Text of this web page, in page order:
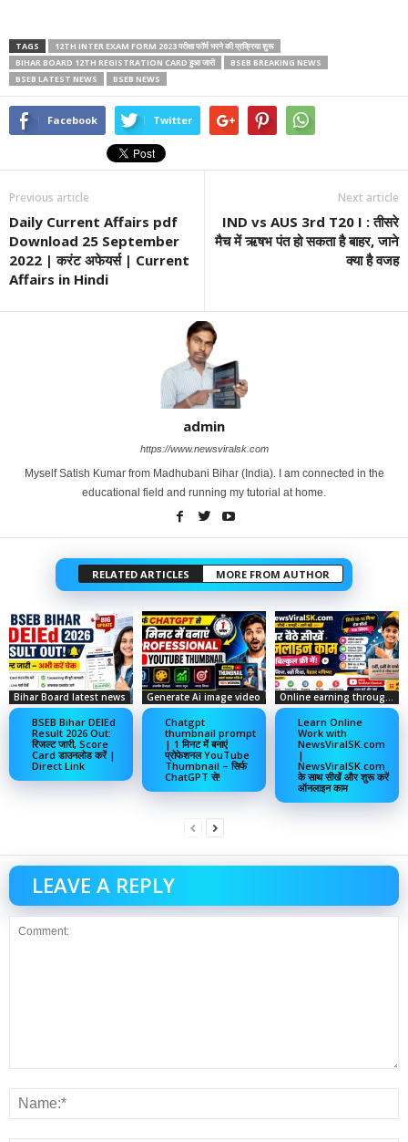
TAGS
12TH INTER EXAM FORM 2023 परीक्षा फॉर्म भरने की प्रक्रिया शुरू
BIHAR BOARD 12TH REGISTRATION CARD हुआ जारी
BSEB BREAKING NEWS
BSEB LATEST NEWS
BSEB NEWS
Facebook Twitter
Previous article
Daily Current Affairs pdf
Download 25 September
2022 | करंट अफेयर्स | Current
Affairs in Hindi
Next article
IND vs AUS 3rd T20 I : तीसरे
मैच में ऋषभ पंत हो सकता है बाहर, जाने
क्या है वजह
admin
https://www.newsviralsk.com
Myself Satish Kumar from Madhubani Bihar (India). I am connected in the
educational field and running my tutorial at home.
RELATED ARTICLES MORE FROM AUTHOR
Bihar Board latest news
BSEB Bihar DElEd
Result 2026 Out:
रिजल्ट जारी, Score
Card डाउनलोड करें |
Direct Link
Generate Ai image video
Chatgpt
thumbnail prompt
| 1 मिनट में बनाएं
प्रोफेशनल YouTube
Thumbnail – सिर्फ
ChatGPT से!
Learn Online
Work with
NewsViralSK.com
|
NewsViralSK.com
के साथ सीखें और शुरू करें
ऑनलाइन काम
LEAVE A REPLY